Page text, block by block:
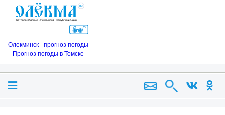
Олекминск - прогноз погоды
Прогноз погоды в Томске